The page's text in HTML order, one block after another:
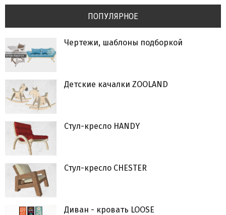
ПОПУЛЯРНОЕ
Чертежи, шаблоны подборкой
Детские качалки ZOOLAND
Стул-кресло HANDY
Стул-кресло CHESTER
Диван - кровать LOOSE